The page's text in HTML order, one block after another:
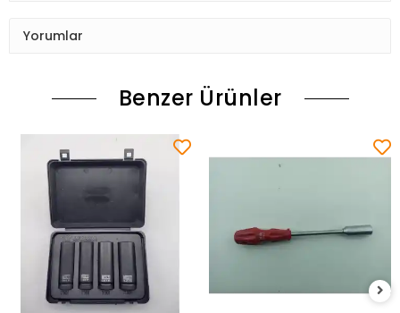
Yorumlar
Benzer Ürünler